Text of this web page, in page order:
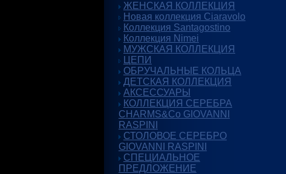
ЖЕНСКАЯ КОЛЛЕКЦИЯ
Новая коллекция Ciaravolo
Коллекция Santagostino
Коллекция Nimei
МУЖСКАЯ КОЛЛЕКЦИЯ
ЦЕПИ
ОБРУЧАЛЬНЫЕ КОЛЬЦА
ДЕТСКАЯ КОЛЛЕКЦИЯ
АКСЕССУАРЫ
КОЛЛЕКЦИЯ СЕРЕБРА
CHARMS&Co GIOVANNI
RASPINI
СТОЛОВОЕ СЕРЕБРО
GIOVANNI RASPINI
СПЕЦИАЛЬНОЕ
ПРЕДЛОЖЕНИЕ